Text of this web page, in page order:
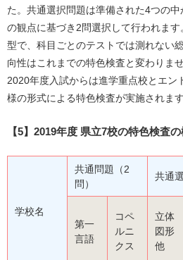
た。共通選択問題は準備された4つの
の観点に基づき2問選択して行われま
型で、科目ごとのテストでは測れない
向性はこれまでの特色検査と変わりま
2020年度入試からは進学重点校とエン
様の形式による特色検査が実施されます
【5】2019年度 県立7校の特色検査
学校名
共通問題（2
問）
共通
第一
言語
コペ
ルニ
クス
立体
図形
他